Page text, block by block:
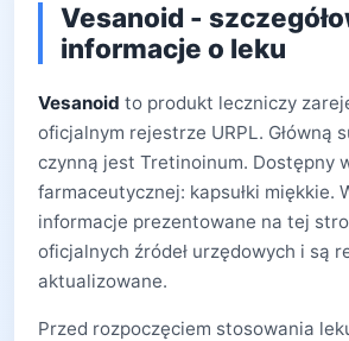
Vesanoid -
informacje o leku
Vesanoid to produkt leczniczy
oficjalnym rejestrze URPL. Główną
czynną jest Tretinoinum. Dostępny
farmaceutycznej: kapsułki miękkie.
informacje prezentowane na tej
oficjalnych źródeł urzędowych i są
aktualizowane.
Przed rozpoczęciem stosowania